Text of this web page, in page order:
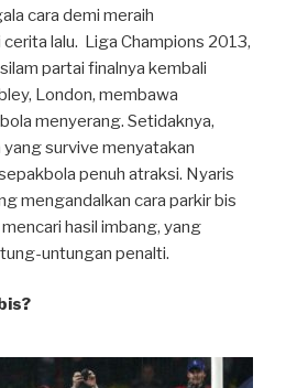
cara demi meraih
lalu. Liga Champions 2013,
partai finalnya kembali
London, membawa
menyerang. Setidaknya,
survive menyatakan
penuh atraksi. Nyaris
mengandalkan cara parkir bis
hasil imbang, yang
untungan penalti.